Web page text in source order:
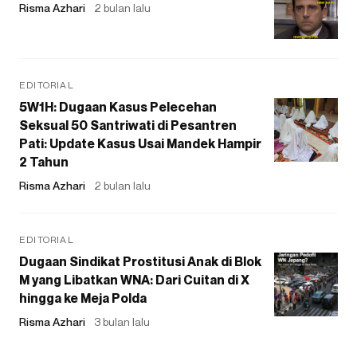
Risma Azhari 2 bulan lalu
EDITORIAL
5W1H: Dugaan Kasus Pelecehan
Seksual 50 Santriwati di Pesantren
Pati: Update Kasus Usai Mandek Hampir
2 Tahun
Risma Azhari 2 bulan lalu
EDITORIAL
Dugaan Sindikat Prostitusi Anak di Blok
M yang Libatkan WNA: Dari Cuitan di X
hingga ke Meja Polda
Risma Azhari 3 bulan lalu